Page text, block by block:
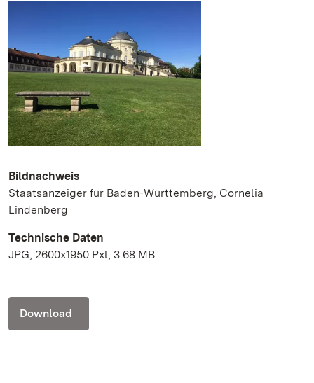
Bildnachweis
Staatsanzeiger für Baden-Württemberg, Cornelia
Lindenberg
Technische Daten
JPG, 2600x1950 Pxl, 3.68 MB
Download